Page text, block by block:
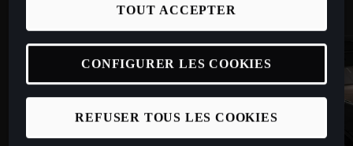
REFUSER TOUS LES COOKIES
TOUT ACCEPTER
CONFIGURER LES COOKIES